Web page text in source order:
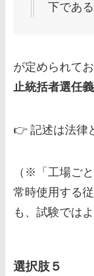
下であ
が定められて
止統括者選任
👉 記述は法律
（※「工場ご
常時使用する
も、試験では
選択肢５